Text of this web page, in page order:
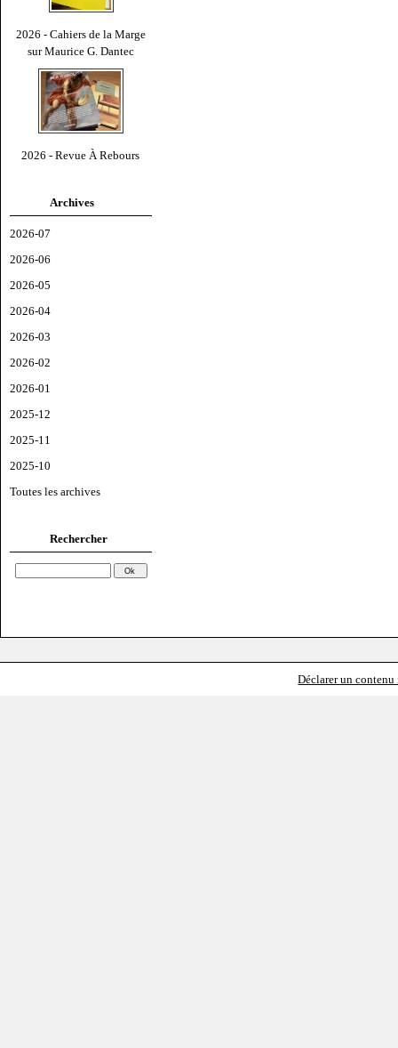
2026 - Cahiers de la Marge
sur Maurice G. Dantec
2026 - Revue À Rebours
Archives
2026-07
2026-06
2026-05
2026-04
2026-03
2026-02
2026-01
2025-12
2025-11
2025-10
Toutes les archives
Rechercher
Déclarer un